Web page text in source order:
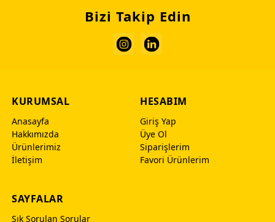
Bizi Takip Edin
KURUMSAL
Anasayfa
Hakkımızda
Ürünlerimiz
İletişim
HESABIM
Giriş Yap
Üye Ol
Siparişlerim
Favori Ürünlerim
SAYFALAR
Sık Sorulan Sorular